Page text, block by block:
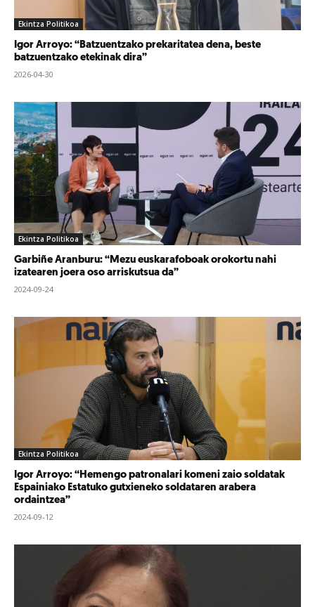
Ekintza Politikoa
Igor Arroyo: “Batzuentzako prekaritatea dena, beste
batzuentzako etekinak dira”
2026-04-30
Ekintza Politikoa
Garbiñe Aranburu: “Mezu euskarafoboak orokortu nahi
izatearen joera oso arriskutsua da”
2024-09-24
Ekintza Politikoa
Igor Arroyo: “Hemengo patronalari komeni zaio soldatak
Espainiako Estatuko gutxieneko soldataren arabera
ordaintzea”
2024-09-12